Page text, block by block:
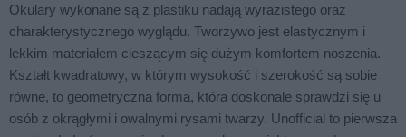
Okulary wykonane są z plastiku nadają wyrazistego oraz
charakterystycznego wyglądu. Tworzywo jest elastycznym i
lekkim materiałem cieszącym się dużym komfortem noszenia.
Kształt kwadratowy, w którym wysokość i szerokość są sobie
równe, to geometryczna forma, która doskonale sprawdzi się u
osób z okrągłymi i owalnymi rysami twarzy. Unofficial to pierwsza